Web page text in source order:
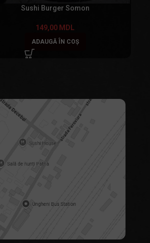
Sushi Burger Somon
149,00 MDL
ADAUGĂ ÎN COȘ